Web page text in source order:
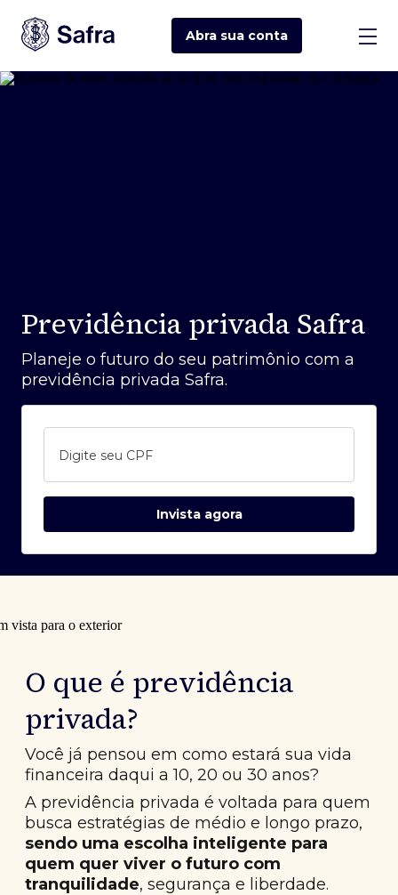
Abra sua conta
Previdência privada Safra
Planeje o futuro do seu patrimônio com a
previdência privada Safra.
Digite seu CPF
Invista agora
O que é previdência
privada?
Você já pensou em como estará sua vida
financeira daqui a 10, 20 ou 30 anos?
A previdência privada é voltada para quem
busca estratégias de médio e longo prazo,
sendo uma escolha inteligente para
quem quer viver o futuro com
tranquilidade, segurança e liberdade.